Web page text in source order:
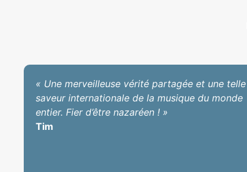
« Une merveilleuse vérité partagée et une telle
saveur internationale de la musique du monde
entier. Fier d’être nazaréen ! »
Tim